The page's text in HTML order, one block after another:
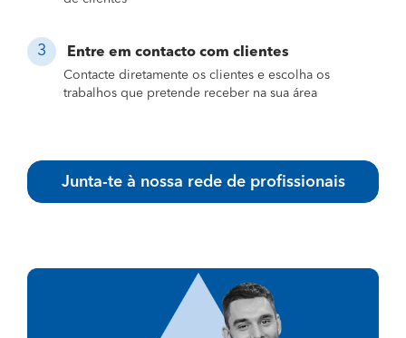
Entre em contacto com clientes
Contacte diretamente os clientes e escolha os
trabalhos que pretende receber na sua área
Junta-te à nossa rede de profissionais